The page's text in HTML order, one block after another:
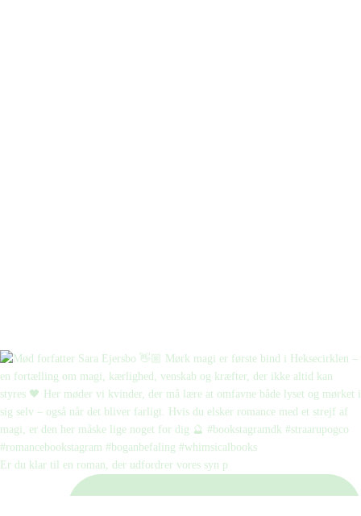
Er du klar til en roman, der udfordrer vores syn p